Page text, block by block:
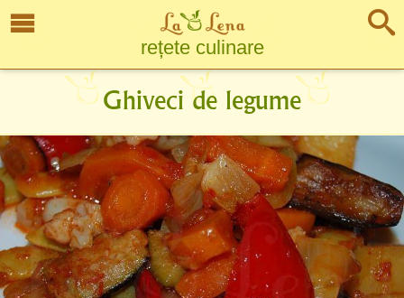
rețete culinare
Ghiveci de legume